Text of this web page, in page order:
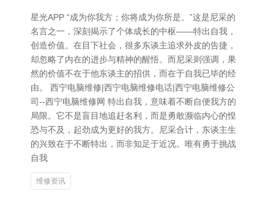
星光APP “成为你我方；你将成为你所是。”这是尼采的
名言之一，深刻揭示了个体成长的中枢——特出自我，
创造价值。在目下社会，很多东谈主追求外皮的告捷，
却忽略了内在的进步与精神的醒悟。而尼采则强调，果
然的价值不在于他东谈主的招供，而在于自我已毕的经
由。 西宁电脑维修|西宁电脑维修电话|西宁电脑维修公
司--西宁电脑维修网 特出自我，意味着不断自便我方的
局限。它不是盲目地追赶名利，而是勇敢濒临内心的惶
恐与不及，起劲成为更好的我方。尼采合计，东谈主生
的兴致在于不断特出，而非知足于近况。唯有勇于挑战
自我
维修资讯